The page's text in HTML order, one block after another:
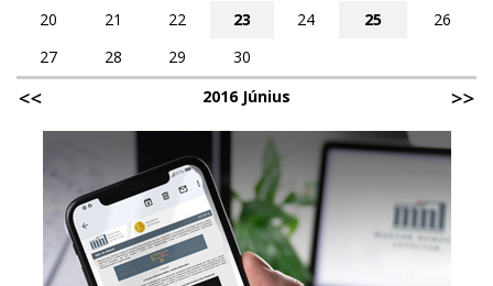
20
21 22 23 24 25
26
27
28 29
30
2016 Június